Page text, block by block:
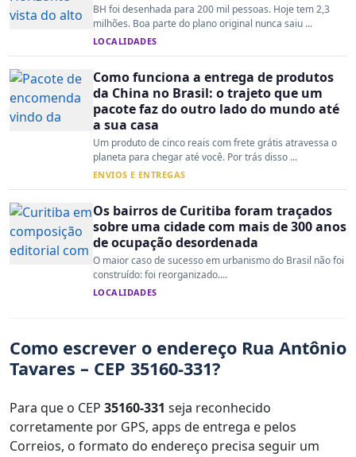
BH foi desenhada para 200 mil pessoas. Hoje tem 2,3
milhões. Boa parte do plano original nunca saiu ...
LOCALIDADES
Como funciona a entrega de produtos
da China no Brasil: o trajeto que um
pacote faz do outro lado do mundo até
a sua casa
Um produto de cinco reais com frete grátis atravessa o
planeta para chegar até você. Por trás disso ...
ENVIOS E ENTREGAS
Os bairros de Curitiba foram traçados
sobre uma cidade com mais de 300 anos
de ocupação desordenada
O maior caso de sucesso em urbanismo do Brasil não foi
construído: foi reorganizado....
LOCALIDADES
Como escrever o endereço Rua Antônio
Tavares – CEP 35160-331?
Para que o CEP 35160-331 seja reconhecido
corretamente por GPS, apps de entrega e pelos
Correios, o formato do endereço precisa seguir um